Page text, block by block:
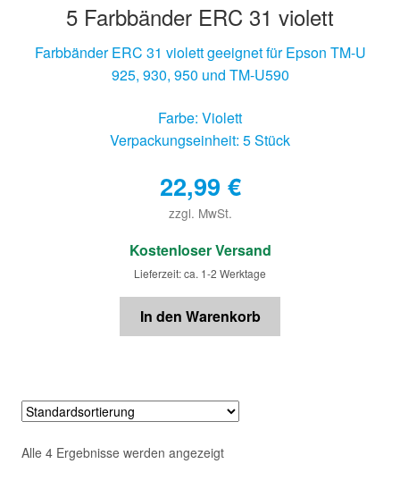
5 Farbbänder ERC 31 violett
Farbbänder ERC 31 violett geeignet für Epson TM-U
925, 930, 950 und TM-U590
Farbe: Violett
Verpackungseinheit: 5 Stück
22,99 €
zzgl. MwSt.
€
Kostenloser Versand
Lieferzeit: ca. 1-2 Werktage
In den Warenkorb
Alle 4 Ergebnisse werden angezeigt